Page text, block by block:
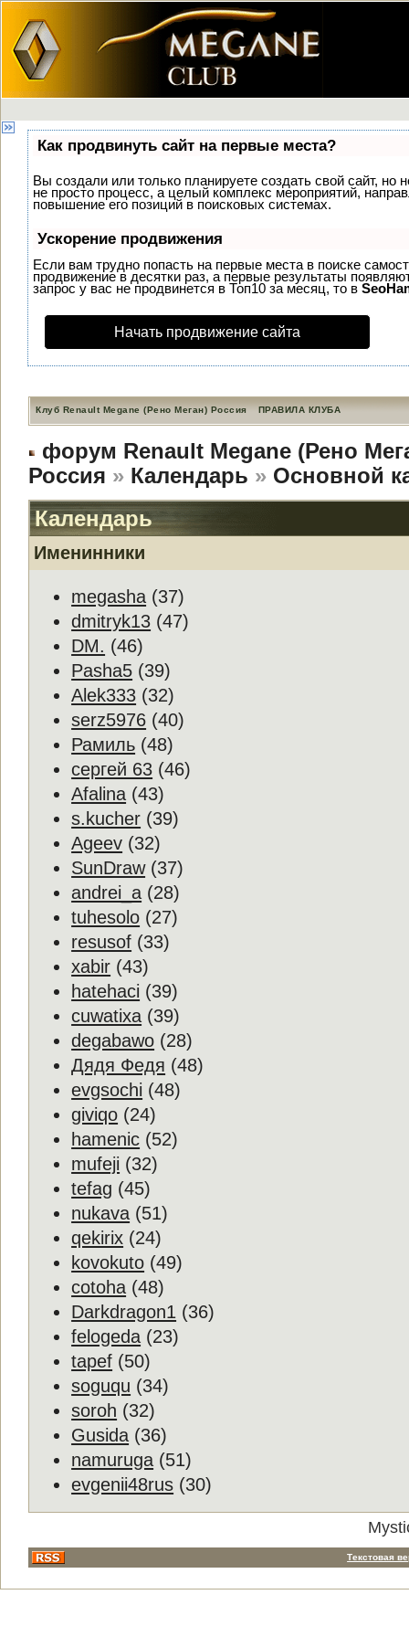
Как продвинуть сайт на первые места?
Вы создали или только планируете создать свой сайт, но
не просто процесс, а целый комплекс мероприятий,
повышение его позиций в поисковых системах.
Ускорение продвижения
Если вам трудно попасть на первые места в поиске
продвижение в десятки раз, а первые результаты
запрос у вас не продвинется в Топ10 за месяц, то в
Начать продвижение сайта
Клуб Renault Megane (Рено Меган) Россия ПРАВИЛА КЛУБА
форум Renault Megane (Рено
Россия » Календарь » Основной
Календарь
Именинники
megasha (37)
dmitryk13 (47)
DM. (46)
Pasha5 (39)
Alek333 (32)
serz5976 (40)
Рамиль (48)
сергей 63 (46)
Afalina (43)
s.kucher (39)
Ageev (32)
SunDraw(37)
andrei_a (28)
tuhesolo (27)
resusof (33)
xabir (43)
hatehaci (39)
cuwatixa (39)
degabawo (28)
Дядя Федя (48)
evgsochi (48)
giviqo (24)
hamenic (52)
mufeji (32)
tefag (45)
nukava (51)
qekirix (24)
kovokuto (49)
cotoha (48)
Darkdragon1 (36)
felogeda (23)
tapef (50)
soguqu (34)
soroh (32)
Gusida (36)
namuruga (51)
evgenii48rus (30)
Текстовая